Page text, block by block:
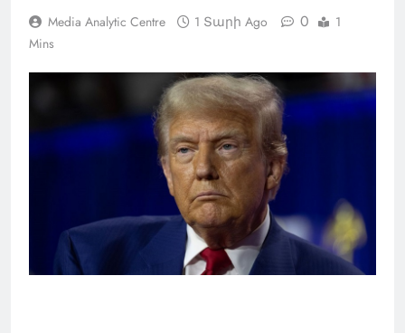
Media Analytic Centre 1 Տարի Ago 0
1
Mins